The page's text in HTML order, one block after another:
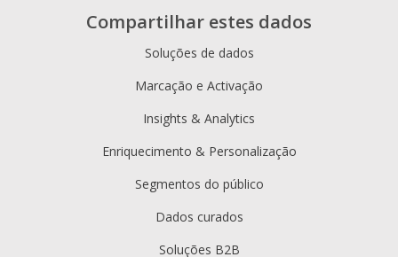
Compartilhar estes dados
Soluções de dados
Marcação e Activação
Insights & Analytics
Enriquecimento & Personalização
Segmentos do público
Dados curados
Soluções B2B